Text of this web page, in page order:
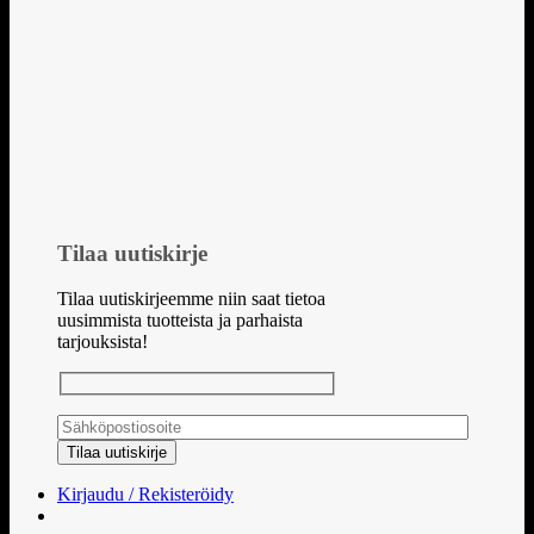
Tilaa uutiskirje
Tilaa uutiskirjeemme niin saat tietoa
uusimmista tuotteista ja parhaista
tarjouksista!
Kirjaudu / Rekisteröidy